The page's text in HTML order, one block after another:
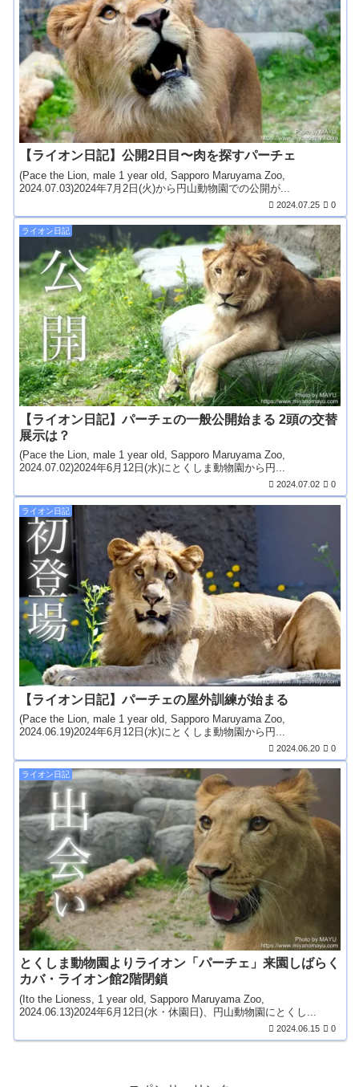
【ライオン日記】公開2日目〜肉を探すパーチェ
(Pace the Lion, male 1 year old, Sapporo Maruyama Zoo,
2024.07.03)2024年7月2日(火)から円山動物園での公開が...
2024.07.25 0
ライオン日記
【ライオン日記】パーチェの一般公開始まる 2頭の交替
展示は？
(Pace the Lion, male 1 year old, Sapporo Maruyama Zoo,
2024.07.02)2024年6月12日(水)にとくしま動物園から円...
2024.07.02 0
ライオン日記
【ライオン日記】パーチェの屋外訓練が始まる
(Pace the Lion, male 1 year old, Sapporo Maruyama Zoo,
2024.06.19)2024年6月12日(水)にとくしま動物園から円...
2024.06.20 0
ライオン日記
とくしま動物園よりライオン「パーチェ」来園しばらく
カバ・ライオン館2階閉鎖
(Ito the Lioness, 1 year old, Sapporo Maruyama Zoo,
2024.06.13)2024年6月12日(水・休園日)、円山動物園にとくし...
2024.06.15 0